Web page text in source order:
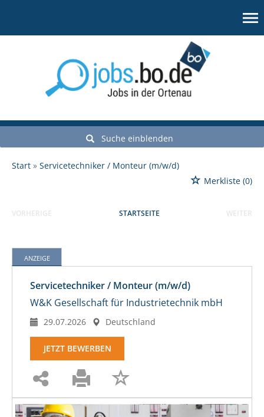
Suche einblenden
Start
Servicetechniker / Monteur (m/w/d)
Merkliste (0)
VORHERIGE STARTSEITE WEITER
ANZEIGE
Servicetechniker / Monteur (m/w/d)
W&K Gesellschaft für Industrietechnik mbH
29.07.2026 Deutschland
JETZT BEWERBEN